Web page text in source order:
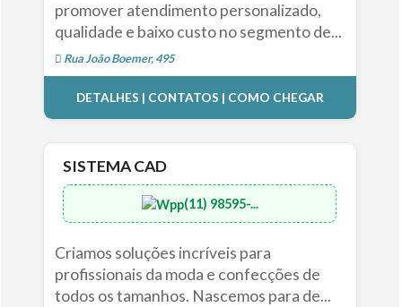
promover atendimento personalizado,
qualidade e baixo custo no segmento de...
Rua João Boemer, 495
DETALHES | CONTATOS | COMO CHEGAR
SISTEMA CAD
(11) 98595-...
Criamos soluções incríveis para
profissionais da moda e confecções de
todos os tamanhos. Nascemos para de...